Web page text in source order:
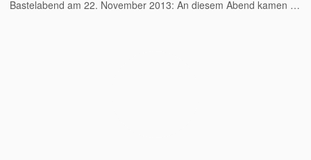
Bastelabend am 22. November 2013: An diesem Abend kamen …